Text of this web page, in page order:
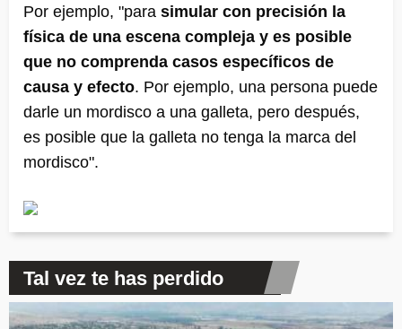
Por ejemplo, "para simular con precisión la
física de una escena compleja y es posible
que no comprenda casos específicos de
causa y efecto. Por ejemplo, una persona puede
darle un mordisco a una galleta, pero después,
es posible que la galleta no tenga la marca del
mordisco".
Tal vez te has perdido